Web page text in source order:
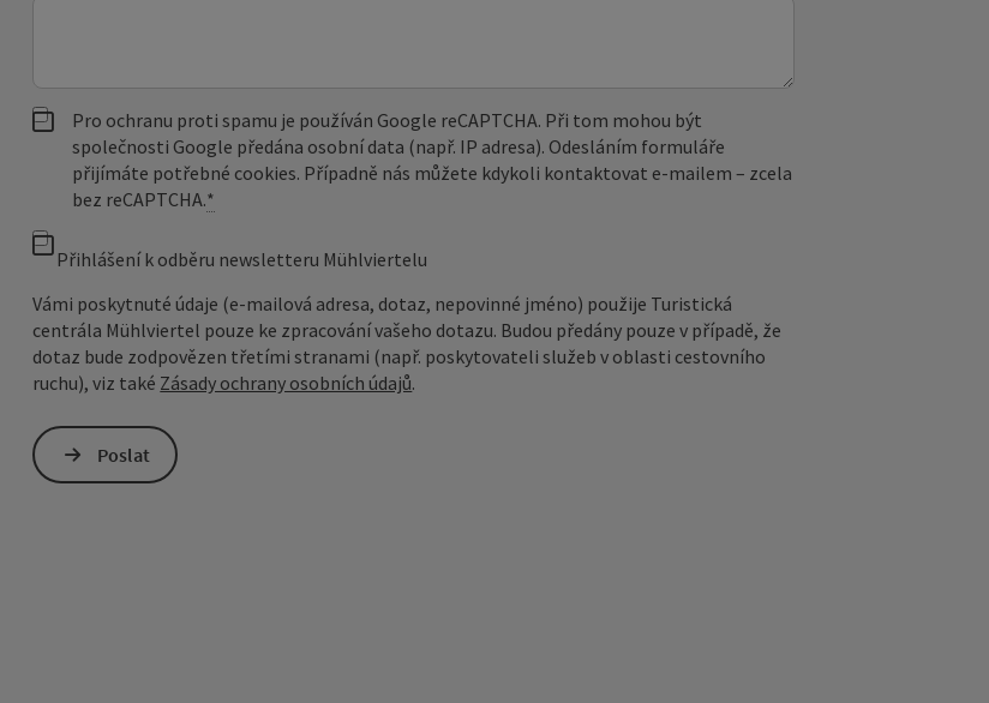
Pro ochranu proti spamu je používán Google reCAPTCHA. Při tom mohou být
společnosti Google předána osobní data (např. IP adresa). Odesláním formuláře
přijímáte potřebné cookies. Případně nás můžete kdykoli kontaktovat e‑mailem – zcela
bez reCAPTCHA.*
Přihlášení k odběru newsletteru Mühlviertelu
Vámi poskytnuté údaje (e-mailová adresa, dotaz, nepovinné jméno) použije Turistická
centrála Mühlviertel pouze ke zpracování vašeho dotazu. Budou předány pouze v případě, že
dotaz bude zodpovězen třetími stranami (např. poskytovateli služeb v oblasti cestovního
ruchu), viz také Zásady ochrany osobních údajů.
Poslat